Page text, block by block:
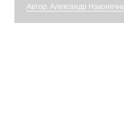
Автор: Александр